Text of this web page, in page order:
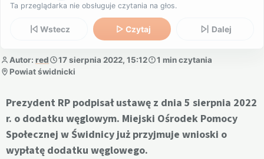
Ta przeglądarka nie obsługuje czytania na głos.
Wstecz Czytaj Dalej
Autor: red 17 sierpnia 2022, 15:12
1 min czytania
Powiat świdnicki
Prezydent RP podpisał ustawę z dnia 5 sierpnia 2022
r. o dodatku węglowym. Miejski Ośrodek Pomocy
Społecznej w Świdnicy już przyjmuje wnioski o
wypłatę dodatku węglowego.